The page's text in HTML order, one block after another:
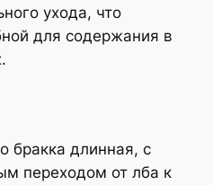
ухода, что
для содержания в
бракка длинная, с
переходом от лба к